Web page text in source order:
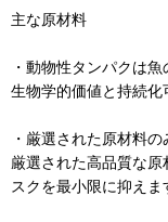
主な原材料
・動物性タンパクは
生物学的価値と持続
・厳選された原材料の
厳選された高品質な
スクを最小限に抑えま